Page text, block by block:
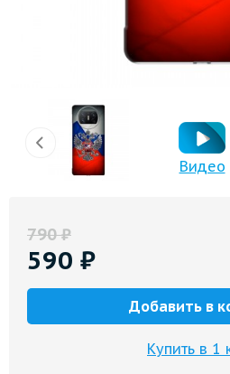
Видео
790₽
590 ₽
Добавить в
Купить в 1